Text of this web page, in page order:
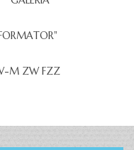
M ZW FZZ